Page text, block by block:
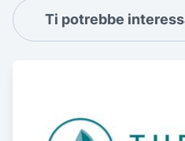
Ti potrebbe